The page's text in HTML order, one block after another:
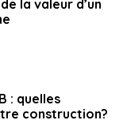
la valeur d’un
: quelles
construction?